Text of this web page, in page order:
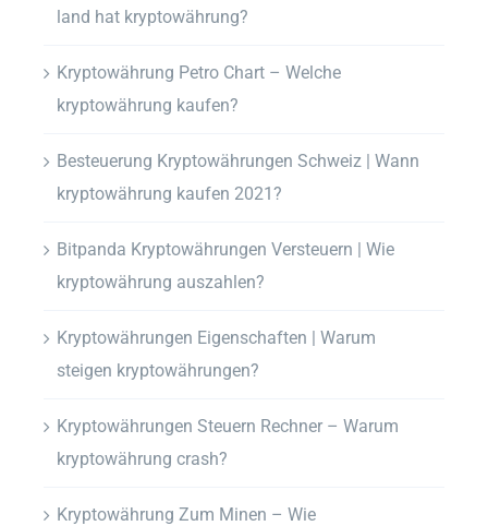
land hat kryptowährung?
Kryptowährung Petro Chart – Welche
kryptowährung kaufen?
Besteuerung Kryptowährungen Schweiz | Wann
kryptowährung kaufen 2021?
Bitpanda Kryptowährungen Versteuern | Wie
kryptowährung auszahlen?
Kryptowährungen Eigenschaften | Warum
steigen kryptowährungen?
Kryptowährungen Steuern Rechner – Warum
kryptowährung crash?
Kryptowährung Zum Minen – Wie